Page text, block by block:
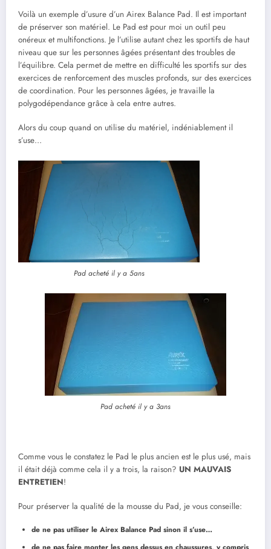
Voilà un exemple d’usure d’un Airex Balance Pad. Il est important
de préserver son matériel. Le Pad est pour moi un outil peu
onéreux et multifonctions. Je l’utilise autant chez les sportifs de haut
niveau que sur les personnes âgées présentant des troubles de
l’équilibre. Cela permet de mettre en difficulté les sportifs sur des
exercices de renforcement des muscles profonds, sur des exercices
de coordination. Pour les personnes âgées, je travaille la
polygodépendance grâce à cela entre autres.
Alors du coup quand on utilise du matériel, indéniablement il
s’use…
Pad acheté il y a 5ans
Pad acheté il y a 3ans
Comme vous le constatez le Pad le plus ancien est le plus usé, mais
il était déjà comme cela il y a trois, la raison? UN MAUVAIS
ENTRETIEN!
Pour préserver la qualité de la mousse du Pad, je vous conseille:
de ne pas utiliser le Airex Balance Pad sinon il s’use…